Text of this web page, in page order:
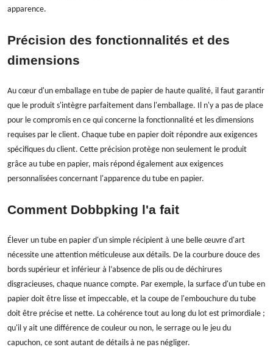
apparence.
Précision des fonctionnalités et des
dimensions
Au cœur d'un emballage en tube de papier de haute qualité, il faut garantir
que le produit s'intègre parfaitement dans l'emballage. Il n'y a pas de place
pour le compromis en ce qui concerne la fonctionnalité et les dimensions
requises par le client. Chaque tube en papier doit répondre aux exigences
spécifiques du client. Cette précision protège non seulement le produit
grâce au tube en papier, mais répond également aux exigences
personnalisées concernant l'apparence du tube en papier.
Comment Dobbpking l'a fait
Élever un tube en papier d'un simple récipient à une belle œuvre d'art
nécessite une attention méticuleuse aux détails. De la courbure douce des
bords supérieur et inférieur à l’absence de plis ou de déchirures
disgracieuses, chaque nuance compte. Par exemple, la surface d'un tube en
papier doit être lisse et impeccable, et la coupe de l'embouchure du tube
doit être précise et nette. La cohérence tout au long du lot est primordiale ;
qu'il y ait une différence de couleur ou non, le serrage ou le jeu du
capuchon, ce sont autant de détails à ne pas négliger.